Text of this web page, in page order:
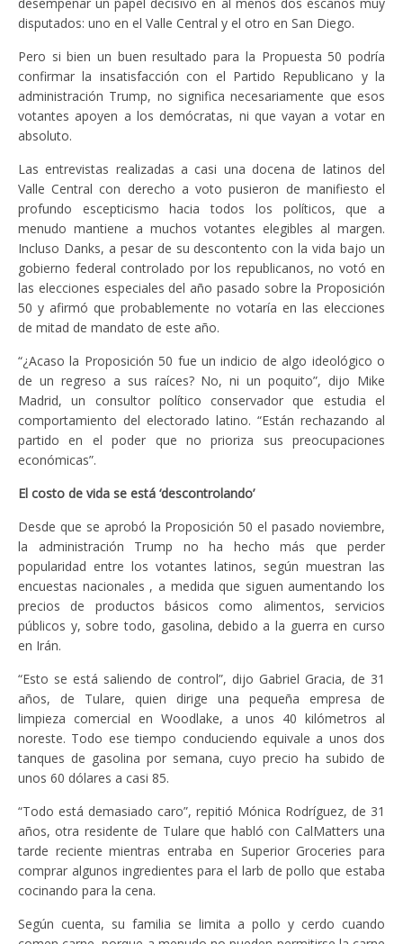
desempeñar un papel decisivo en al menos dos escaños muy
disputados: uno en el Valle Central y el otro en San Diego.
Pero si bien un buen resultado para la Propuesta 50 podría
confirmar la insatisfacción con el Partido Republicano y la
administración Trump, no significa necesariamente que esos
votantes apoyen a los demócratas, ni que vayan a votar en
absoluto.
Las entrevistas realizadas a casi una docena de latinos del
Valle Central con derecho a voto pusieron de manifiesto el
profundo escepticismo hacia todos los políticos, que a
menudo mantiene a muchos votantes elegibles al margen.
Incluso Danks, a pesar de su descontento con la vida bajo un
gobierno federal controlado por los republicanos, no votó en
las elecciones especiales del año pasado sobre la Proposición
50 y afirmó que probablemente no votaría en las elecciones
de mitad de mandato de este año.
“¿Acaso la Proposición 50 fue un indicio de algo ideológico o
de un regreso a sus raíces? No, ni un poquito”, dijo Mike
Madrid, un consultor político conservador que estudia el
comportamiento del electorado latino. “Están rechazando al
partido en el poder que no prioriza sus preocupaciones
económicas”.
El costo de vida se está ‘descontrolando’
Desde que se aprobó la Proposición 50 el pasado noviembre,
la administración Trump no ha hecho más que perder
popularidad entre los votantes latinos, según muestran las
encuestas nacionales , a medida que siguen aumentando los
precios de productos básicos como alimentos, servicios
públicos y, sobre todo, gasolina, debido a la guerra en curso
en Irán.
“Esto se está saliendo de control”, dijo Gabriel Gracia, de 31
años, de Tulare, quien dirige una pequeña empresa de
limpieza comercial en Woodlake, a unos 40 kilómetros al
noreste. Todo ese tiempo conduciendo equivale a unos dos
tanques de gasolina por semana, cuyo precio ha subido de
unos 60 dólares a casi 85.
“Todo está demasiado caro”, repitió Mónica Rodríguez, de 31
años, otra residente de Tulare que habló con CalMatters una
tarde reciente mientras entraba en Superior Groceries para
comprar algunos ingredientes para el larb de pollo que estaba
cocinando para la cena.
Según cuenta, su familia se limita a pollo y cerdo cuando